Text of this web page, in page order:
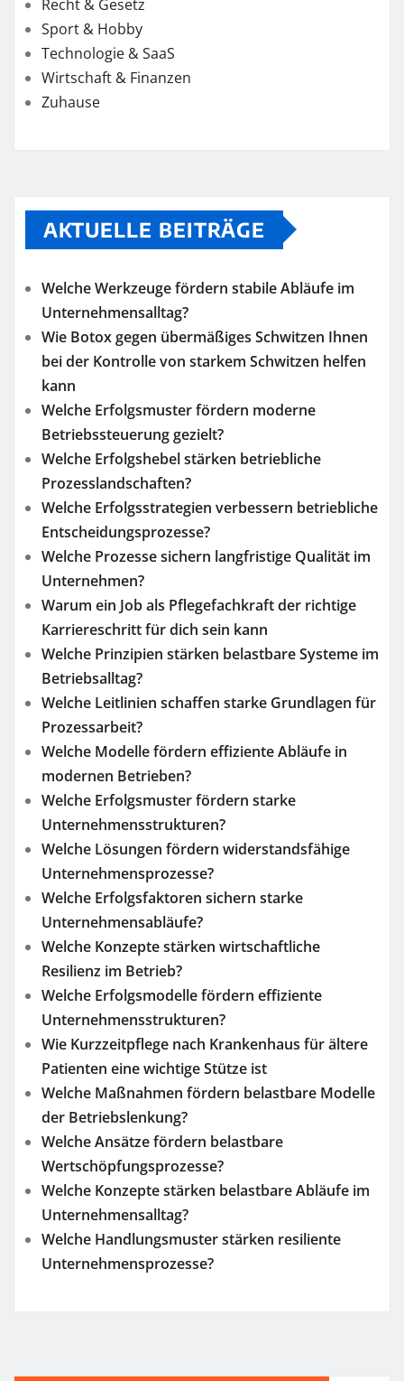
Recht & Gesetz
Sport & Hobby
Technologie & SaaS
Wirtschaft & Finanzen
Zuhause
AKTUELLE BEITRÄGE
Welche Werkzeuge fördern stabile Abläufe im
Unternehmensalltag?
Wie Botox gegen übermäßiges Schwitzen Ihnen
bei der Kontrolle von starkem Schwitzen helfen
kann
Welche Erfolgsmuster fördern moderne
Betriebssteuerung gezielt?
Welche Erfolgshebel stärken betriebliche
Prozesslandschaften?
Welche Erfolgsstrategien verbessern betriebliche
Entscheidungsprozesse?
Welche Prozesse sichern langfristige Qualität im
Unternehmen?
Warum ein Job als Pflegefachkraft der richtige
Karriereschritt für dich sein kann
Welche Prinzipien stärken belastbare Systeme im
Betriebsalltag?
Welche Leitlinien schaffen starke Grundlagen für
Prozessarbeit?
Welche Modelle fördern effiziente Abläufe in
modernen Betrieben?
Welche Erfolgsmuster fördern starke
Unternehmensstrukturen?
Welche Lösungen fördern widerstandsfähige
Unternehmensprozesse?
Welche Erfolgsfaktoren sichern starke
Unternehmensabläufe?
Welche Konzepte stärken wirtschaftliche
Resilienz im Betrieb?
Welche Erfolgsmodelle fördern effiziente
Unternehmensstrukturen?
Wie Kurzzeitpflege nach Krankenhaus für ältere
Patienten eine wichtige Stütze ist
Welche Maßnahmen fördern belastbare Modelle
der Betriebslenkung?
Welche Ansätze fördern belastbare
Wertschöpfungsprozesse?
Welche Konzepte stärken belastbare Abläufe im
Unternehmensalltag?
Welche Handlungsmuster stärken resiliente
Unternehmensprozesse?